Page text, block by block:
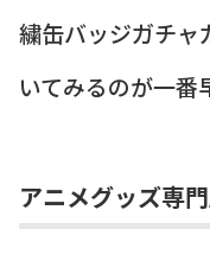
繍缶バッジガチャ
いてみるのが一番
アニメグッズ専